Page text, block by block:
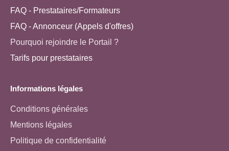
FAQ - Prestataires/Formateurs
FAQ - Annonceur (Appels d'offres)
Pourquoi rejoindre le Portail ?
Tarifs pour prestataires
Informations légales
Conditions générales
Mentions légales
Politique de confidentialité